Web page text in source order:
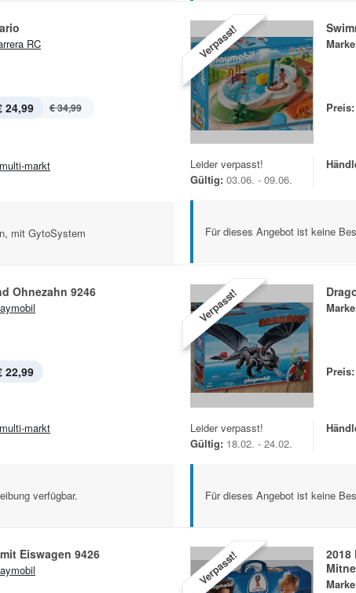
RC
24,99 € 34,99
multi-markt
mit GytoSystem
Verpasst!
Preis:
Leider verpasst!
Gültig: 03.06. - 09.06.
Für dieses Angebot ist keine
Ohnezahn 9246
22,99
multi-markt
verfügbar.
Verpasst!
Preis:
Leider verpasst!
Gültig: 18.02. - 24.02.
Für dieses Angebot ist keine
Eiswagen 9426 Verpasst!
2018